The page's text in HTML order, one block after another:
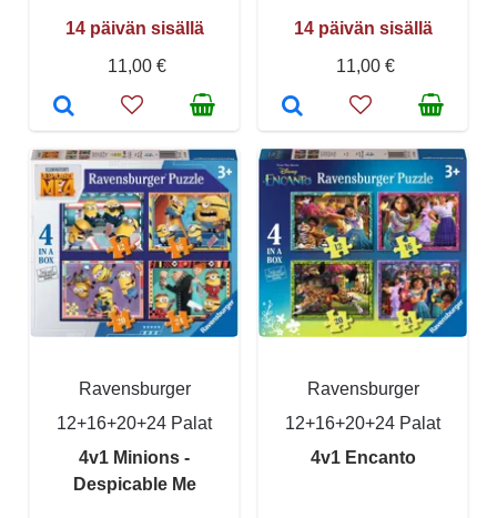
14 päivän sisällä
11,00 €
14 päivän sisällä
11,00 €
Ravensburger
12+16+20+24 Palat
4v1 Minions -
Despicable Me
Ravensburger
12+16+20+24 Palat
4v1 Encanto